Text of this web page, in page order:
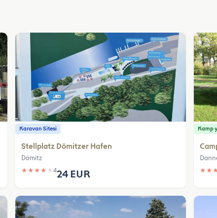
Karavan Sitesi
Stellplatz Dömitzer Hafen
Dömitz
★ ★ ★ ★ ★424 EUR
Kamp
★ ★